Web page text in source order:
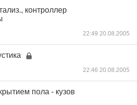
контроллер
22:49 20.08.2005
22:46 20.08.2005
пола - кузов